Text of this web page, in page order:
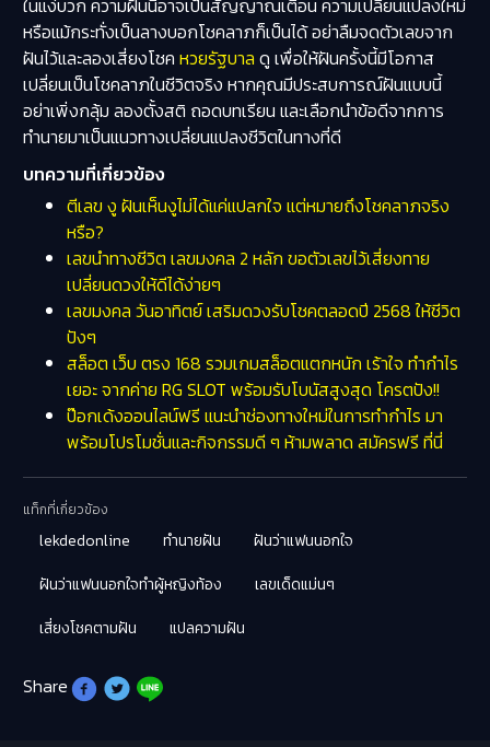
ในแง่บวก ความฝันนี้อาจเป็นสัญญาณเตือน ความเปลี่ยนแปลงใหม่
หรือแม้กระทั่งเป็นลางบอกโชคลาภก็เป็นได้ อย่าลืมจดตัวเลขจาก
ฝันไว้และลองเสี่ยงโชค หวยรัฐบาล ดู เพื่อให้ฝันครั้งนี้มีโอกาส
เปลี่ยนเป็นโชคลาภในชีวิตจริง หากคุณมีประสบการณ์ฝันแบบนี้
อย่าเพิ่งกลุ้ม ลองตั้งสติ ถอดบทเรียน และเลือกนำข้อดีจากการ
ทำนายมาเป็นแนวทางเปลี่ยนแปลงชีวิตในทางที่ดี
บทความที่เกี่ยวข้อง
ตีเลข งู ฝันเห็นงูไม่ได้แค่แปลกใจ แต่หมายถึงโชคลาภจริง
หรือ?
เลขนำทางชีวิต เลขมงคล 2 หลัก ขอตัวเลขไว้เสี่ยงทาย
เปลี่ยนดวงให้ดีได้ง่ายๆ
เลขมงคล วันอาทิตย์ เสริมดวงรับโชคตลอดปี 2568 ให้ชีวิต
ปังๆ
สล็อต เว็บ ตรง 168 รวมเกมสล็อตแตกหนัก เร้าใจ ทำกำไร
เยอะ จากค่าย RG SLOT พร้อมรับโบนัสสูงสุด โครตปัง!!
ป๊อกเด้งออนไลน์ฟรี แนะนำช่องทางใหม่ในการทำกำไร มา
พร้อมโปรโมชั่นและกิจกรรมดี ๆ ห้ามพลาด สมัครฟรี ที่นี่
แท็กที่เกี่ยวข้อง
lekdedonline ทำนายฝัน
ฝันว่าแฟนนอกใจ
ฝันว่าแฟนนอกใจทําผู้หญิงท้อง
เลขเด็ดแม่นๆ
เสี่ยงโชคตามฝัน
แปลความฝัน
Share